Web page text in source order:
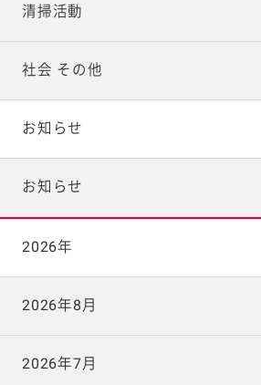
清掃活動
社会 その他
お知らせ
お知らせ
2026年
2026年8月
2026年7月